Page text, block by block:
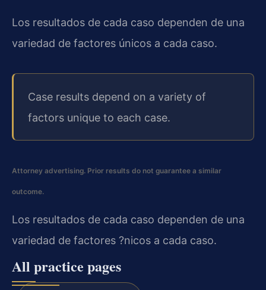
Los resultados de cada caso dependen de una
variedad de factores únicos a cada caso.
Case results depend on a variety of
factors unique to each case.
Attorney advertising. Prior results do not guarantee a similar
outcome.
Los resultados de cada caso dependen de una
variedad de factores ?nicos a cada caso.
All practice pages